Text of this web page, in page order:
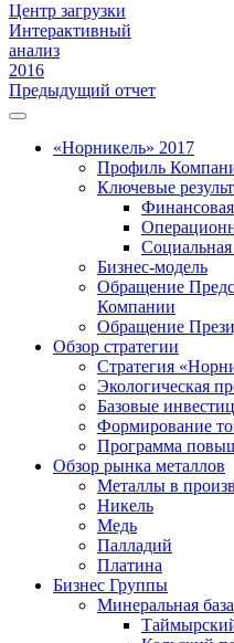
Центр загрузки
Интерактивный
анализ
2016
Предыдущий отчет
«Норникель» 2017
Профиль
Ключевые
Социальная
Бизнес-модель
Обращение
Компании
Обращение
Обзор стратегии
Стратегия
Экологическая
Базовые
Формирование
Программа
Обзор рынка металлов
Металлы в
Никель
Медь
Палладий
Платина
Бизнес Группы
Минеральная база